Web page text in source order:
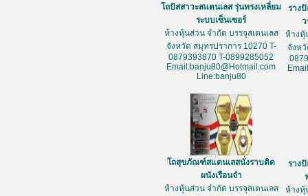
โถปัสสาวะสแตนเลส รุ่นทรงเหลี่ยม
ระบบเซ็นเซอร์
ห้างหุ้นส่วน จำกัด บรรจุสเตนเลส
จังหวัด สมุทรปราการ 10270 T-
0879393870 T-0899285052
Email:banju80@Hotmail.com
Line:banju80
ราง
ห้างหุ้
จังห
โถสุขภัณฑ์สแตนเลสนั่งราบติด
ผนังเรือนจำ
ห้างหุ้นส่วน จำกัด บรรจุสเตนเลส
ราง
ห้างหุ้